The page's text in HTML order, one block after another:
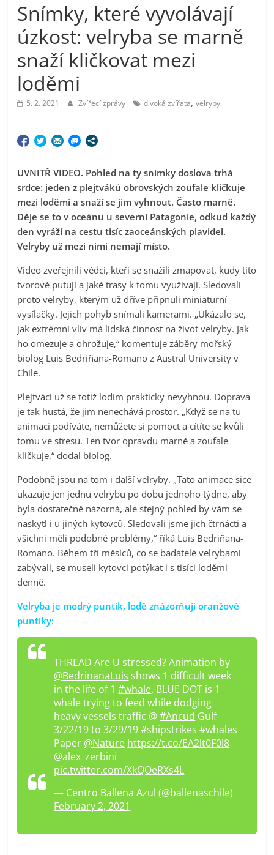
Snímky, které vyvolávají
úzkost: velryba se marně
snaží kličkovat mezi
loděmi
5. 2. 2021 Zvířecí zprávy divoká zvířata,velryby
UVNITŘ VIDEO. Pohled na ty snímky doslova trhá
srdce: jeden z plejtváků obrovských zoufale kličkuje
mezi loděmi a snaží se jim vyhnout. Často marně.
Děje se to v oceánu u severní Patagonie, odkud každý
den vyráží na cestu tisíc zaoceánských plavidel.
Velryby už mezi nimi nemají místo.
Video zveřejnili vědci, kteří se snažili zmapovat, kudy tito
tvorové putují a jaké trasy k tomu využívají. Sledovali
proto velryby, kterým už dříve připnuli miniaturní
vysílačky. Jejich pohyb snímali kamerami. „Ukázalo se,
jak extrémní vliv má lidská činnost na život velryby. Jak
ho omezuje a ohrožuje,“ komentuje záběry mořský
biolog Luis Bedriñana-Romano z Austral University v
Chile.
Plejtváci už se totiž lodím prakticky nevyhnou. Doprava
je tak hustá, že jim nenechává prostor. „Když se na tu
animaci podíváte, nemůžete si pomoct a cítíte se kvůli
tomu ve stresu. Ten tvor opravdu marně a zoufale
kličkuje,“ dodal biolog.
Podobně jsou na tom i další velryby. „Tato animace sice
ukazuje jen jednu velrybu po dobu jednoho týdne, aby
byla dostatečně názorná, ale stejný pohled by vám se
naskytl i u jiných kytovců. Sledovali jsme jich čtrnácti a
všichni měli podobné problémy,“ říká Luis Bedriñana-
Romano. Během tří měsíců, co se badatelé velrybami
zabývali, se museli kytovci potýkat i s tisíci loděmi
denně.
Velryba je modrý puntík, lodě znázorňují oranžové
puntíky:
THREAD Are U stressed? Animation by
@BedrinanaLuis shows 1 difficult week
in the life of 1#whale. BLUE DOT is 1
whale trying to feed while dodging
heavy vessels traffic @#Ancud Gulf
3/22/19 to 3/29/19#shipstrikes #whales
Paper @Nature https://t.co/EA2lt0F0l8
@alex_zerbini
pic.twitter.com/XkQOeRXs4L
— Centro Ballena Azul (@ballenaschile)
February 2, 2021